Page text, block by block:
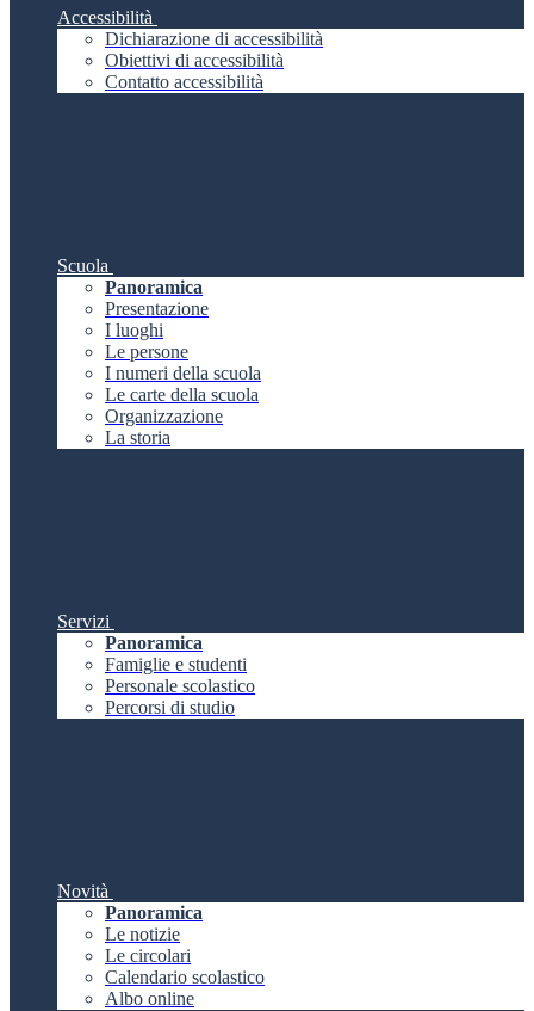
Accessibilità
Dichiarazione di accessibilità
Obiettivi di accessibilità
Contatto accessibilità
Scuola
Panoramica
Presentazione
I luoghi
Le persone
I numeri della scuola
Le carte della scuola
Organizzazione
La storia
Servizi
Panoramica
Famiglie e studenti
Personale scolastico
Percorsi di studio
Novità
Panoramica
Le notizie
Le circolari
Calendario scolastico
Albo online